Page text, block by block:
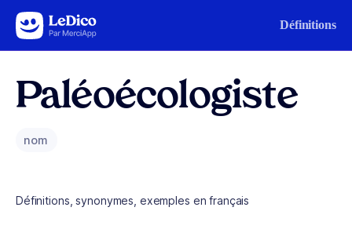
Aller au contenu Définitions
Paléoécologiste
nom
Définitions, synonymes, exemples en français